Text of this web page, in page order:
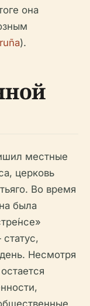
она
).
местные
церковь
Во время
была
Несмотря